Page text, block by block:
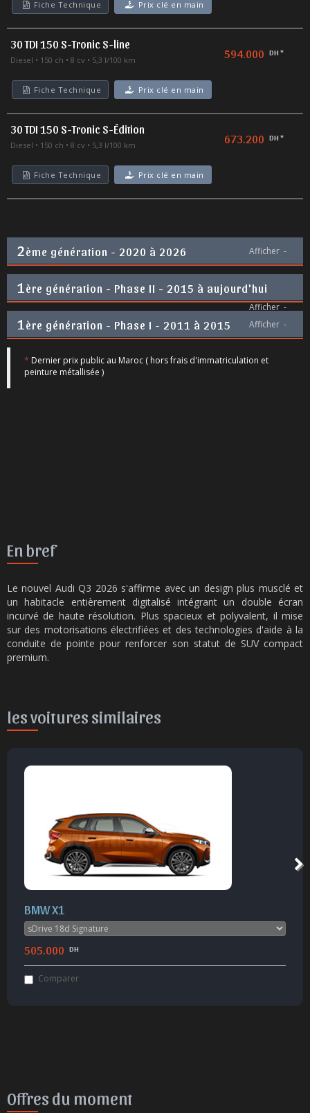
Fiche Technique Prix clé en main
30 TDI 150 S-Tronic S-line
Diesel 150 ch 8 cv 5,3 l/100 km 594.000 DH *
Fiche Technique Prix clé en main
30 TDI 150 S-Tronic S-Édition
Diesel 150 ch 8 cv 5,3 l/100 km 673.200 DH *
Fiche Technique Prix clé en main
2ème génération - 2020 à 2026 Afficher -
1ère génération - Phase II - 2015 à aujourd'hui
Afficher -
1ère génération - Phase I - 2011 à 2015 Afficher -
* Dernier prix public au Maroc ( hors frais d'immatriculation et
peinture métallisée )
En bref
Le nouvel Audi Q3 2026 s'affirme avec un design plus musclé et
un habitacle entièrement digitalisé intégrant un double écran
incurvé de haute résolution. Plus spacieux et polyvalent, il mise
sur des motorisations électrifiées et des technologies d'aide à la
conduite de pointe pour renforcer son statut de SUV compact
premium.
les voitures similaires
BMW X1
505.000 DH
Comparer
Offres du moment